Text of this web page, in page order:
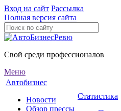
Вход на сайт Рассылка
Полная версия сайта
Свой среди профессионалов
Меню
Автобизнес
Новости
Обзор прессы
Статистика